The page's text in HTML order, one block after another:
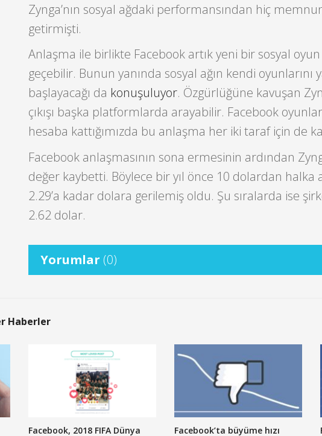
Zynga’nın sosyal ağdaki performansından hiç
getirmişti.
Anlaşma ile birlikte Facebook artık yeni bir sosyal
geçebilir. Bunun yanında sosyal ağın kendi oyunlarını
başlayacağı da konuşuluyor. Özgürlüğüne kavuşan
çıkışı başka platformlarda arayabilir. Facebook
hesaba kattığımızda bu anlaşma her iki taraf için de
Facebook anlaşmasının sona ermesinin ardından
değer kaybetti. Böylece bir yıl önce 10 dolardan halka
2.29’a kadar dolara gerilemiş oldu. Şu sıralarda ise
2.62 dolar.
Yorumlar (0)
Haberler
Facebook, 2018 FIFA Dünya
Facebook’ta büyüme hızı